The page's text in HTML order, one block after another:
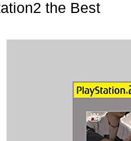
the Best